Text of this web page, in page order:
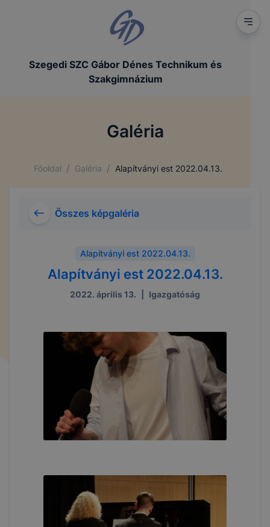
Szegedi SZC Gábor Dénes Technikum és
Szakgimnázium
Galéria
Főoldal / Galéria / Alapítványi est 2022.04.13.
Összes képgaléria
Alapítványi est 2022.04.13.
Alapítványi est 2022.04.13.
2022. április 13. Igazgatóság